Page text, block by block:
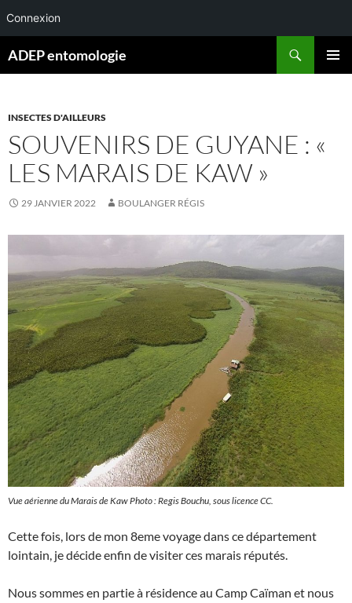
Connexion
auADEP entomologie
INSECTES D'AILLEURS
SOUVENIRS DE GUYANE : «
LES MARAIS DE KAW »
29 JANVIER 2022 BOULANGER RÉGIS
Vue aérienne du Marais de Kaw Photo : Regis Bouchu, sous licence CC.
Cette fois, lors de mon 8eme voyage dans ce département
lointain, je décide enfin de visiter ces marais réputés.
Nous sommes en partie à résidence au Camp Caïman et nous